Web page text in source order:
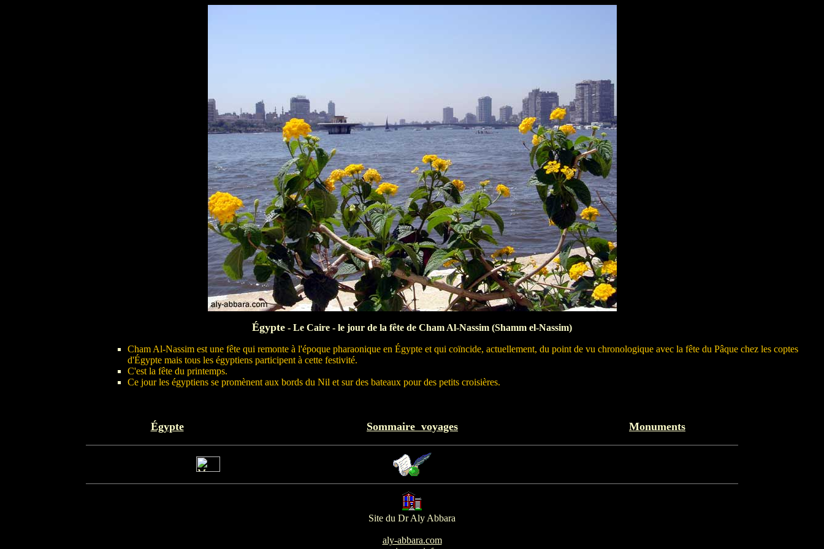
Égypte - Le Caire - le jour de la fête de Cham Al-Nassim (Shamm el-Nassim)
Cham Al-Nassim est une fête qui remonte à l'époque pharaonique en Égypte et qui coïncide, actuellement, du point de vu chronologique avec la fête du Pâque chez les coptes
d'Égypte mais tous les égyptiens participent à cette festivité.
C'est la fête du printemps.
Ce jour les égyptiens se promènent aux bords du Nil et sur des bateaux pour des petits croisières.
Égypte Sommaire voyages Monuments
Site du Dr Aly Abbara
aly-abbara.com